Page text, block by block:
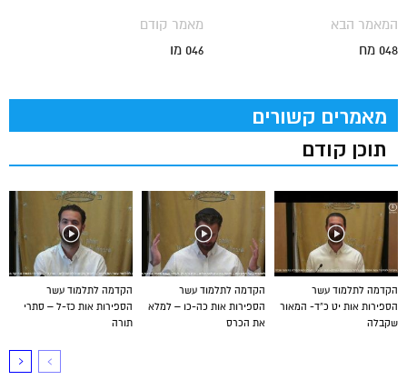
מאמר קודם
046 מו
המאמר הבא
048 מח
מאמרים קשורים
תוכן קודם
הקדמה לתלמוד עשר
הספירות אות כז-ל – סתרי
תורה
הקדמה לתלמוד עשר
הספירות אות כה-כו – למלא
את הכרס
הקדמה לתלמוד עשר
הספירות אות יט כ”ד- המאור
שקבלה